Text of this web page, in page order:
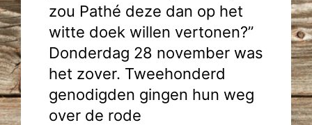
zou Pathé deze dan op het
witte doek willen vertonen?”
Donderdag 28 november was
het zover. Tweehonderd
genodigden gingen hun weg
over de rode